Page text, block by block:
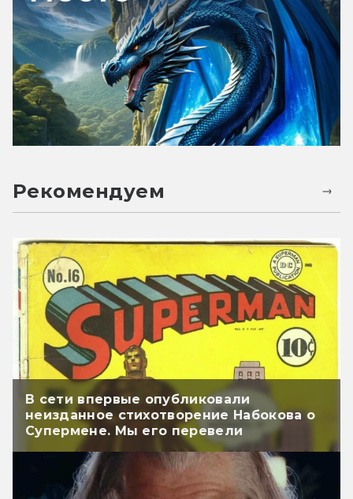
Рекомендуем
В сети впервые опубликовали
неизданное стихотворение Набокова о
Супермене. Мы его перевели